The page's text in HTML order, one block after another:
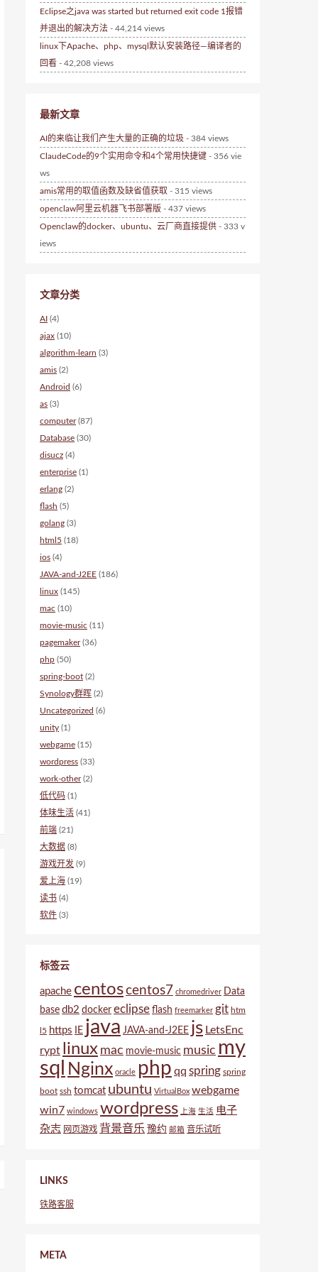
Eclipse之java was started but returned exit code 1报错
并退出的解决方法 - 44,214 views
linux下Apache、php、mysql默认安装路径—编译者的
回看 - 42,208 views
最新文章
AI的来临让我们产生大量的正确的垃圾 - 384 views
ClaudeCode的9个实用命令和4个常用快捷键 - 356 vie
ws
amis常用的取值函数及缺省值获取 - 315 views
openclaw阿里云机器飞书部署版 - 437 views
Openclaw的docker、ubuntu、云厂商直接提供 - 333 v
iews
文章分类
AI (4)
ajax (10)
algorithm-learn (3)
amis (2)
Android (6)
as (3)
computer(87)
Database (30)
disucz (4)
enterprise (1)
erlang (2)
flash (5)
golang (3)
html5 (18)
ios (4)
JAVA-and-J2EE (186)
linux (145)
mac (10)
movie-music (11)
pagemaker(36)
php (50)
spring-boot (2)
Synology群晖 (2)
Uncategorized (6)
unity (1)
webgame (15)
wordpress (33)
work-other(2)
低代码 (1)
体味生活 (41)
前端 (21)
大数据 (8)
游戏开发 (9)
爱上海 (19)
读书 (4)
软件 (3)
标签云
apache centoscentos7 chromedriver Data
base db2 docker eclipse flash freemarker git htm
l5 https IE java JAVA-and-J2EE js LetsEnc
rypt
linux mac movie-music music my
sql Nginx oracle php qq spring spring
boot ssh tomcat ubuntu VirtualBox webgame
win7 windows wordpress 上海 生活 电子
杂志 网页游戏 背景音乐 豫约 邮箱 音乐试听
LINKS
铁路客服
META